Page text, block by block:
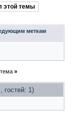
этой темы
меткам
»
гостей: 1)